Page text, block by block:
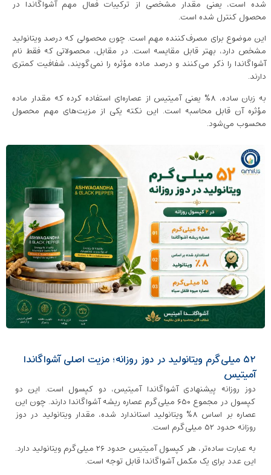
شده است، یعنی مقدار مشخصی از ترکیبات فعال مهم آشواگاندا در
محصول کنترل شده است.
این موضوع برای مصرف‌کننده مهم است. چون محصولی که درصد ویتانولید
مشخص دارد، بهتر قابل مقایسه است. در مقابل، محصولاتی که فقط نام
آشواگاندا را ذکر می‌کنند و درصد ماده مؤثره را نمی‌گویند، شفافیت کمتری
دارند.
به زبان ساده، ۸٪ یعنی آمیتیس از عصاره‌ای استفاده کرده که مقدار ماده
مؤثره آن قابل محاسبه است. این نکته یکی از مزیت‌های مهم محصول
محسوب می‌شود.
۵۲ میلی‌گرم ویتانولید در دوز روزانه؛ مزیت اصلی آشواگاندا
آمیتیس
دوز روزانه پیشنهادی آشواگاندا آمیتیس، دو کپسول است. این دو
کپسول در مجموع ۶۵۰ میلی‌گرم عصاره ریشه آشواگاندا دارند. چون این
عصاره بر اساس ۸٪ ویتانولید استاندارد شده، مقدار ویتانولید در دوز
روزانه حدود ۵۲ میلی‌گرم است.
به عبارت ساده‌تر، هر کپسول آمیتیس حدود ۲۶ میلی‌گرم ویتانولید دارد.
این عدد برای یک مکمل آشواگاندا قابل توجه است.